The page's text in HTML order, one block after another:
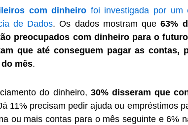
com dinheiro foi investigada por um
de Dados. Os dados mostram que63%
preocupados com dinheiro para o futuro
que até conseguem pagar as contas,
mês.
do dinheiro, 30% disseram que
11% precisam pedir ajuda ou empréstimos
ou mais contas para o mês seguinte e 6%